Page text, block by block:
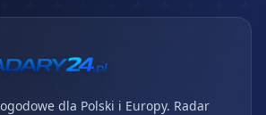
dla Polski i Europy. Radar